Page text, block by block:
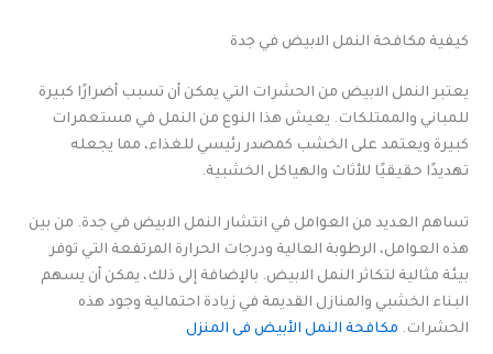
كيفية مكافحة النمل الابيض في جدة
يعتبر النمل الابيض من الحشرات التي يمكن أن تسبب أضرارًا كبيرة
للمباني والممتلكات. يعيش هذا النوع من النمل في مستعمرات
كبيرة ويعتمد على الخشب كمصدر رئيسي للغذاء، مما يجعله
تهديدًا حقيقيًا للأثاث والهياكل الخشبية.
تساهم العديد من العوامل في انتشار النمل الابيض في جدة. من بين
هذه العوامل، الرطوبة العالية ودرجات الحرارة المرتفعة التي توفر
بيئة مثالية لتكاثر النمل الابيض. بالإضافة إلى ذلك، يمكن أن يسهم
البناء الخشبي والمنازل القديمة في زيادة احتمالية وجود هذه
الحشرات. مكافحة النمل الأبيض فى المنزل